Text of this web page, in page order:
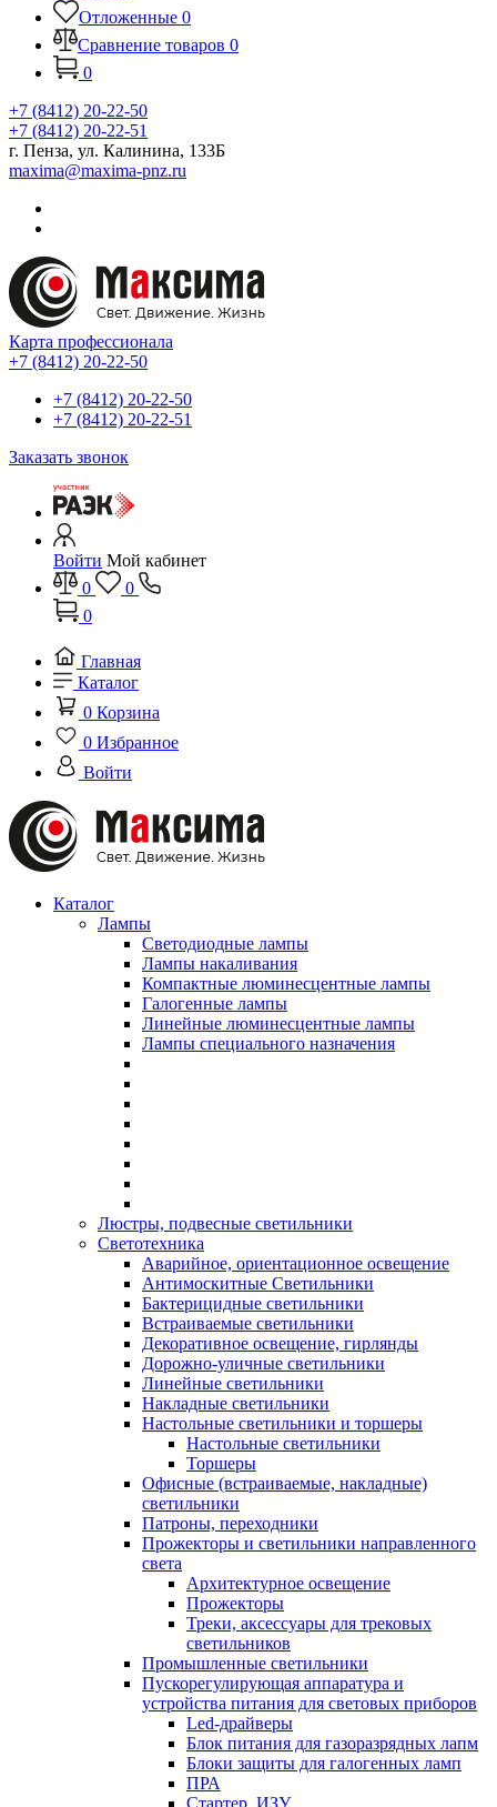
Отложенные 0
Сравнение товаров 0
0
+7 (8412) 20-22-50
+7 (8412) 20-22-51
г. Пенза, ул. Калинина, 133Б
maxima@maxima-pnz.ru
Карта профессионала
+7 (8412) 20-22-50
+7 (8412) 20-22-50
+7 (8412) 20-22-51
Заказать звонок
Войти Мой кабинет
0
0
0
Главная
Каталог
0 Корзина
0 Избранное
Войти
Каталог
Лампы
Светодиодные лампы
Лампы накаливания
Компактные люминесцентные лампы
Галогенные лампы
Линейные люминесцентные лампы
Лампы специального назначения
Люстры, подвесные светильники
Светотехника
Аварийное, ориентационное освещение
Антимоскитные Светильники
Бактерицидные светильники
Встраиваемые светильники
Декоративное освещение, гирлянды
Дорожно-уличные светильники
Линейные светильники
Накладные светильники
Настольные светильники и торшеры
Настольные светильники
Торшеры
Офисные (встраиваемые, накладные)
светильники
Патроны, переходники
Прожекторы и светильники направленного
света
Архитектурное освещение
Прожекторы
Треки, аксессуары для трековых
светильников
Промышленные светильники
Пускорегулирующая аппаратура и
устройства питания для световых приборов
Led-драйверы
Блок питания для газоразрядных лапм
Блоки защиты для галогенных ламп
ПРА
Стартер, ИЗУ